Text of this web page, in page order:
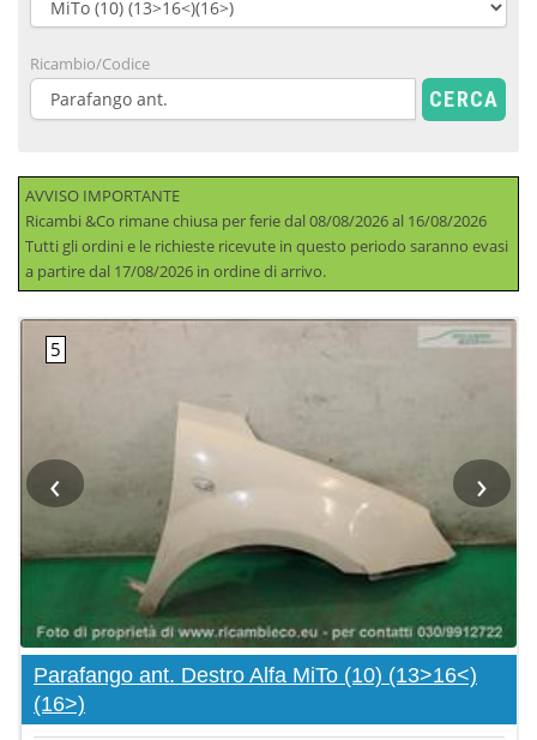
Ricambio/Codice
CERCA
AVVISO IMPORTANTE
Ricambi &Co rimane chiusa per ferie dal 08/08/2026 al 16/08/2026
Tutti gli ordini e le richieste ricevute in questo periodo saranno evasi
a partire dal 17/08/2026 in ordine di arrivo.
‹ ›
Parafango ant. Destro Alfa MiTo (10) (13>16<)
(16>)